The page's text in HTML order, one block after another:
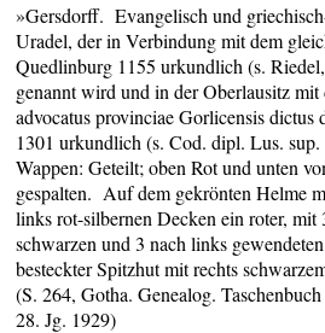
»Gersdorff. Evangelisch und
Uradel, der in Verbindung mit dem
Quedlinburg 1155 urkundlich (s.
genannt wird und in der Oberlausitz
advocatus provinciae Gorlicensis
1301 urkundlich (s. Cod. dipl. Lus.
Wappen: Geteilt; oben Rot und unten
gespalten. Auf dem gekrönten Helme
links rot-silbernen Decken ein roter, mit
schwarzen und 3 nach links
besteckter Spitzhut mit rechts
(S. 264, Gotha. Genealog.
28. Jg. 1929)